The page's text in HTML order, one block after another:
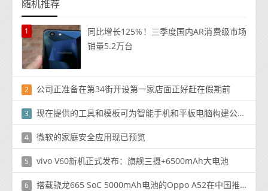
随机推荐
1
同比增长125%！三季度国内AR消费级市场
销量5.2万台
2 公司正准备在第34街开设第一家店面正好赶在假期前
3 现在提供的工具和模板可为智能手机和平板电脑构建公司和行业特定的应用
4 微软的家庭安全应用现已预览
5 vivo V60新机正式发布：旗舰三摄+6500mAh大电池
6 搭载骁龙665 SoC 5000mAh电池的Oppo A52在中国推出